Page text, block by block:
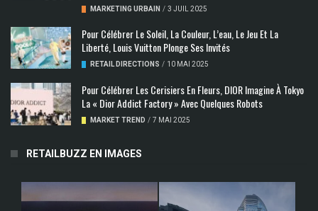
MARKETING URBAIN / 3 JUIL 2025
Pour Célébrer Le Soleil, La Couleur, L’eau, Le Jeu Et La
Liberté, Louis Vuitton Plonge Ses Invités
RETAIL DIRECTIONS / 10 MAI 2025
Pour Célébrer Les Cerisiers En Fleurs, DIOR Imagine À Tokyo
La « Dior Addict Factory » Avec Quelques Robots
MARKET TREND / 7 MAI 2025
RETAILBUZZ EN IMAGES